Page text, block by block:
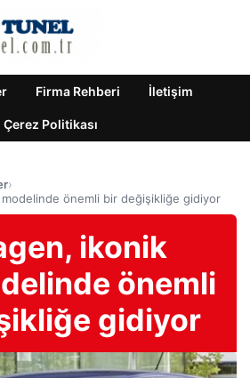
Firma Rehberi İletişim
Çerez Politikası
›
önemli bir değişikliğe gidiyor
ikonik
önemli
gidiyor